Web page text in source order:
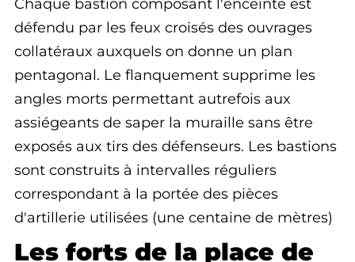
Chaque bastion composant l'enceinte est
défendu par les feux croisés des ouvrages
collatéraux auxquels on donne un plan
pentagonal. Le flanquement supprime les
angles morts permettant autrefois aux
assiégeants de saper la muraille sans être
exposés aux tirs des défenseurs. Les bastions
sont construits à intervalles réguliers
correspondant à la portée des pièces
d'artillerie utilisées (une centaine de mètres)
Les forts de la place de